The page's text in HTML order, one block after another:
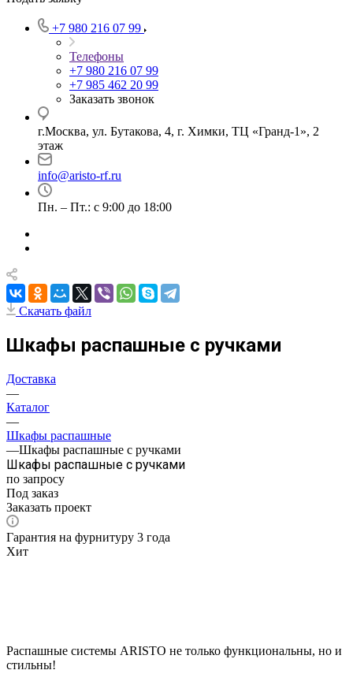
+7 980 216 07 99
Телефоны
+7 980 216 07 99
+7 985 462 20 99
Заказать звонок
г.Москва, ул. Бутакова, 4, г. Химки, ТЦ «Гранд-1», 2
этаж
info@aristo-rf.ru
Пн. – Пт.: с 9:00 до 18:00
Скачать файл
Шкафы распашные с ручками
Доставка
—
Каталог
—
Шкафы распашные
—Шкафы распашные с ручками
Шкафы распашные с ручками
по запросу
Под заказ
Заказать проект
Гарантия на фурнитуру 3 года
Хит
Распашные системы ARISTO не только функциональны, но и
стильны!